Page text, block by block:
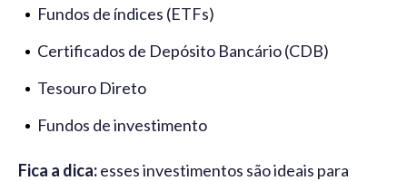
Fundos de índices (ETFs)
Certificados de Depósito Bancário (CDB)
Tesouro Direto
Fundos de investimento
Fica a dica:esses investimentos são ideais para